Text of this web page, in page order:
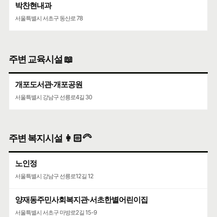
박찬현내과
서울특별시 서초구 동산로 78
주변 교육시설 📖
개포도서관·개포공원
서울특별시 강남구 선릉로4길 30
주변 복지시설 👩🏻‍🦳
노인정
서울특별시 강남구 선릉로12길 12
양재동주민사회복지관·서초한별어린이집
서울특별시 서초구 마방로2길 15-9